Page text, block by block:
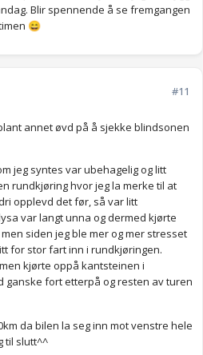
Blir spennende å se fremgangen
😄
#11
annet øvd på å sjekke blindsonen
jeg syntes var ubehagelig og litt
rundkjøring hvor jeg la merke til at
opplevd det før, så var litt
var langt unna og dermed kjørte
siden jeg ble mer og mer stresset
for stor fart inn i rundkjøringen.
kjørte oppå kantsteinen i
ganske fort etterpå og resten av turen
da bilen la seg inn mot venstre hele
til slutt^^